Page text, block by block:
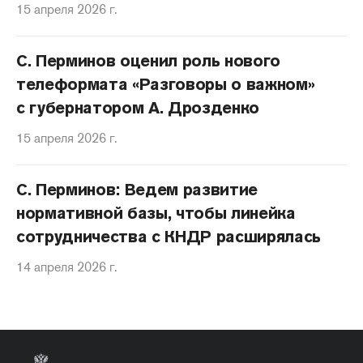
15 апреля 2026 г.
С. Перминов оценил роль нового
телеформата «Разговоры о важном»
с губернатором А. Дрозденко
15 апреля 2026 г.
С. Перминов: Ведем развитие
нормативной базы, чтобы линейка
сотрудничества с КНДР расширялась
14 апреля 2026 г.